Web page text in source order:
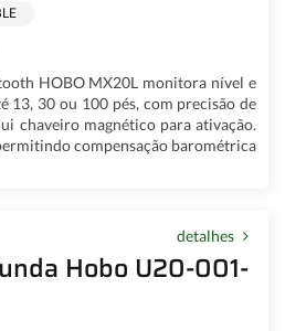
HOBO MX20L monitora nível e
13, 30 ou 100 pés, com precisão de
chaveiro magnético para ativação.
compensação barométrica
detalhes
Hobo U20-001-